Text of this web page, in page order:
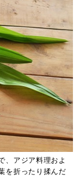
、アジア料理およ
を折ったり揉んだ